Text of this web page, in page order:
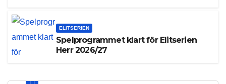
ELITSERIEN
Spelprogrammet klart för Elitserien
Herr 2026/27